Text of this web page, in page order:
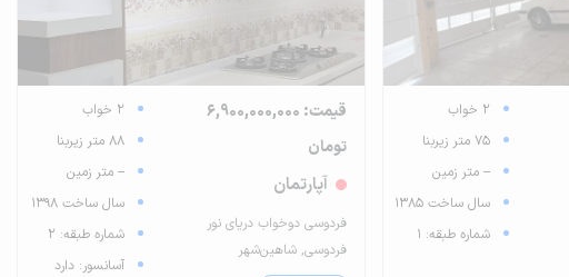
2 خواب
75 متر زیربنا
-- متر زمین
سال ساخت 1385
شماره طبقه: 1
قیمت: 6,900,000,000
تومان
آپارتمان
فردوسی دو‌خواب دریای نور
فردوسی, شاهین‌شهر
2 خواب
88 متر زیربنا
-- متر زمین
سال ساخت 1398
شماره طبقه: 2
آسانسور: دارد